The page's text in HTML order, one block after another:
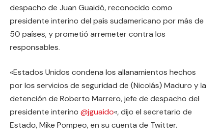
despacho de Juan Guaidó, reconocido como
presidente interino del país sudamericano por más de
50 países, y prometió arremeter contra los
responsables.
«Estados Unidos condena los allanamientos hechos
por los servicios de seguridad de (Nicolás) Maduro y la
detención de Roberto Marrero, jefe de despacho del
presidente interino @jguaido«, dijo el secretario de
Estado, Mike Pompeo, en su cuenta de Twitter.